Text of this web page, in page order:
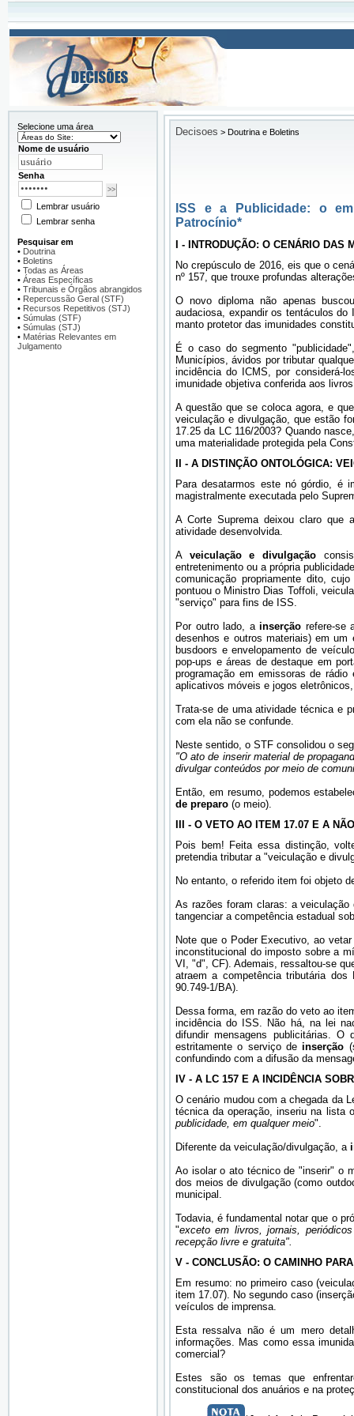
Selecione uma área
Nome de usuário
Senha
Lembrar usuário
Lembrar senha
Pesquisar em
• Doutrina
• Boletins
• Todas as Áreas
• Áreas Específicas
• Tribunais e Órgãos abrangidos
• Repercussão Geral (STF)
• Recursos Repetitivos (STJ)
• Súmulas (STF)
• Súmulas (STJ)
• Matérias Relevantes em
Julgamento
Decisoes > Doutrina e Boletins
ISS e a Publicidade: o
Patrocínio*
I - INTRODUÇÃO: O CENÁRIO DAS
No crepúsculo de 2016, eis que o
nº 157, que trouxe profundas
O novo diploma não apenas
audaciosa, expandir os tentáculos
manto protetor das imunidades
É o caso do segmento
Municípios, ávidos por tributar
incidência do ICMS, por considerá-
imunidade objetiva conferida aos
A questão que se coloca agora, e
veiculação e divulgação, que estão
17.25 da LC 116/2003? Quando
uma materialidade protegida pela
II - A DISTINÇÃO ONTOLÓGICA:
Para desatarmos este nó górdio, é
magistralmente executada pelo
A Corte Suprema deixou claro que
atividade desenvolvida.
A veiculação e divulgação
entretenimento ou a própria
comunicação propriamente dito,
pontuou o Ministro Dias Toffoli,
"serviço" para fins de ISS.
Por outro lado, ainserção refere-se
desenhos e outros materiais) em
busdoors e envelopamento de
pop-ups e áreas de destaque em
programação em emissoras de
aplicativos móveis e jogos
Trata-se de uma atividade técnica e
com ela não se confunde.
Neste sentido, o STF consolidou o
"O ato de inserir material de
divulgar conteúdos por meio de
Então, em resumo, podemos
de preparo (o meio).
III - O VETO AO ITEM 17.07 E A
Pois bem! Feita essa distinção,
pretendia tributar a "veiculação e
No entanto, o referido item foi objeto
As razões foram claras: a
tangenciar a competência estadual
Note que o Poder Executivo, ao
inconstitucional do imposto sobre a
VI, "d", CF). Ademais, ressaltou-se
atraem a competência tributária
90.749-1/BA).
Dessa forma, em razão do veto ao
incidência do ISS. Não há, na lei
difundir mensagens publicitárias.
estritamente o serviço deinserção
confundindo com a difusão da
IV - A LC 157 E A INCIDÊNCIA
O cenário mudou com a chegada da
técnica da operação, inseriu na lista
publicidade, em qualquer meio".
Diferente da veiculação/divulgação, a
Ao isolar o ato técnico de "inserir" o
dos meios de divulgação (como
municipal.
Todavia, é fundamental notar que o
"exceto em livros, jornais,
recepção livre e gratuita".
V - CONCLUSÃO: O CAMINHO
Em resumo: no primeiro caso
item 17.07). No segundo caso
veículos de imprensa.
Esta ressalva não é um mero
informações. Mas como essa
comercial?
Estes são os temas que
constitucional dos anuários e na